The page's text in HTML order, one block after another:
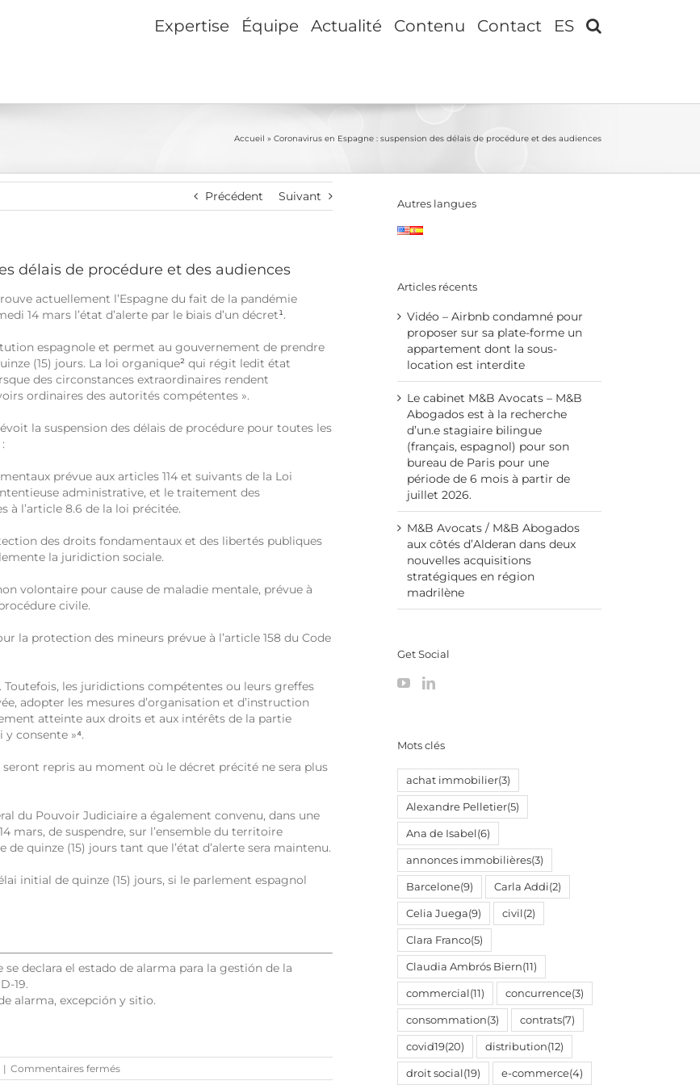
Expertise Équipe Actualité Contenu Contact ES
Accueil » Coronavirus en Espagne : suspension des délais de procédure et des audiences
Précédent Suivant
délais de procédure et des audiences
actuellement l’Espagne du fait de la pandémie
14 mars l’état d’alerte par le biais d’un décret¹.
espagnole et permet au gouvernement de prendre
(15) jours. La loi organique² qui régit ledit état
des circonstances extraordinaires rendent
ordinaires des autorités compétentes ».
la suspension des délais de procédure pour toutes les
prévue aux articles 114 et suivants de la Loi
administrative, et le traitement des
l’article 8.6 de la loi précitée.
des droits fondamentaux et des libertés publiques
la juridiction sociale.
volontaire pour cause de maladie mentale, prévue à
civile.
la protection des mineurs prévue à l’article 158 du Code
les juridictions compétentes ou leurs greffes
adopter les mesures d’organisation et d’instruction
atteinte aux droits et aux intérêts de la partie
y consente »⁴.
repris au moment où le décret précité ne sera plus
du Pouvoir Judiciaire a également convenu, dans une
mars, de suspendre, sur l’ensemble du territoire
quinze (15) jours tant que l’état d’alerte sera maintenu.
initial de quinze (15) jours, si le parlement espagnol
declara el estado de alarma para la gestión de la
19.
alarma, excepción y sitio.
| Commentaires ferméssur
Coronavirus
Autres langues
Articles récents
Vidéo – Airbnb condamné pour
proposer sur sa plate-forme un
appartement dont la sous-
location est interdite
Le cabinet M&B Avocats – M&B
Abogados est à la recherche
d’un.e stagiaire bilingue
(français, espagnol) pour son
bureau de Paris pour une
période de 6 mois à partir de
juillet 2026.
M&B Avocats / M&B Abogados
aux côtés d’Alderan dans deux
nouvelles acquisitions
stratégiques en région
madrilène
Get Social
Mots clés
achat immobilier(3)
Alexandre Pelletier(5)
Ana de Isabel (6)
annonces immobilières(3)
Barcelone(9) Carla Addi(2)
Celia Juega(9) civil (2)
Clara Franco(5)
Claudia Ambrós Biern(11)
commercial (11) concurrence(3)
consommation(3) contrats(7)
covid19(20) distribution(12)
droit social (19) e-commerce(4)